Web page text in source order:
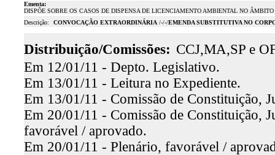
Ementa:
DISPÕE SOBRE OS CASOS DE DISPENSA DE LICENCIAMENTO AMBIENTAL NO
Descrição:
CONVOCAÇÃO EXTRAORDINÁRIA/-/-/EMENDA SUBSTITUTIVA NO
Distribuição/Comissões: CCJ,MA,SP e
Em 12/01/11 - Depto. Legislativo.
Em 13/01/11 - Leitura no Expediente.
Em 13/01/11 - Comissão de Constituição,
Em 20/01/11 - Comissão de Constituição,
favorável / aprovado.
Em 20/01/11 - Plenário, favorável /